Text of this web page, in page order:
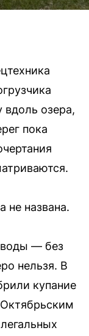
вдоль озера,
пока
не названа.
воды — без
нельзя. В
купание